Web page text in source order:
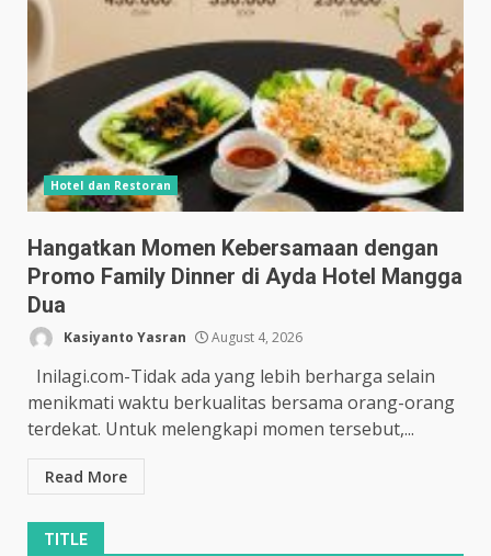
Hotel dan Restoran
Hangatkan Momen Kebersamaan dengan
Promo Family Dinner di Ayda Hotel Mangga
Dua
Kasiyanto Yasran August 4, 2026
Inilagi.com-Tidak ada yang lebih berharga selain
menikmati waktu berkualitas bersama orang-orang
terdekat. Untuk melengkapi momen tersebut,...
Read More
TITLE